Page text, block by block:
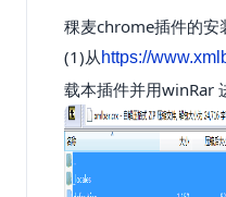
稞麦chrome插件的安
(1)从https://
载本插件并用winRar